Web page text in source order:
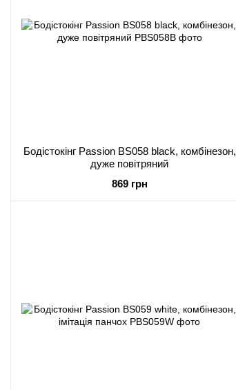
Бодістокінг Passion BS058 black, комбінезон,
дуже повітряний
869 грн